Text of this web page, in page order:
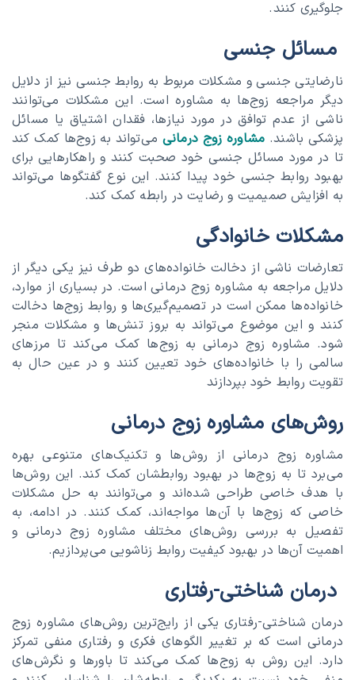
جلوگیری کنند.
مسائل جنسی
نارضایتی جنسی و مشکلات مربوط به روابط جنسی نیز از دلایل
دیگر مراجعه زوج‌ها به مشاوره است. این مشکلات می‌توانند
ناشی از عدم توافق در مورد نیازها، فقدان اشتیاق یا مسائل
پزشکی باشند. مشاوره زوج درمانی می‌تواند به زوج‌ها کمک کند
تا در مورد مسائل جنسی خود صحبت کنند و راهکارهایی برای
بهبود روابط جنسی خود پیدا کنند. این نوع گفتگوها می‌تواند
به افزایش صمیمیت و رضایت در رابطه کمک کند.
مشکلات خانوادگی
تعارضات ناشی از دخالت خانواده‌های دو طرف نیز یکی دیگر از
دلایل مراجعه به مشاوره زوج درمانی است. در بسیاری از موارد،
خانواده‌ها ممکن است در تصمیم‌گیری‌ها و روابط زوج‌ها دخالت
کنند و این موضوع می‌تواند به بروز تنش‌ها و مشکلات منجر
شود. مشاوره زوج درمانی به زوج‌ها کمک می‌کند تا مرزهای
سالمی را با خانواده‌های خود تعیین کنند و در عین حال به
تقویت روابط خود بپردازند
روش‌های مشاوره زوج درمانی
مشاوره زوج درمانی از روش‌ها و تکنیک‌های متنوعی بهره
می‌برد تا به زوج‌ها در بهبود روابطشان کمک کند. این روش‌ها
با هدف خاصی طراحی شده‌اند و می‌توانند به حل مشکلات
خاصی که زوج‌ها با آن‌ها مواجه‌اند، کمک کنند. در ادامه، به
تفصیل به بررسی روش‌های مختلف مشاوره زوج درمانی و
اهمیت آن‌ها در بهبود کیفیت روابط زناشویی می‌پردازیم.
درمان شناختی-رفتاری
درمان شناختی-رفتاری یکی از رایج‌ترین روش‌های مشاوره زوج
درمانی است که بر تغییر الگوهای فکری و رفتاری منفی تمرکز
دارد. این روش به زوج‌ها کمک می‌کند تا باورها و نگرش‌های